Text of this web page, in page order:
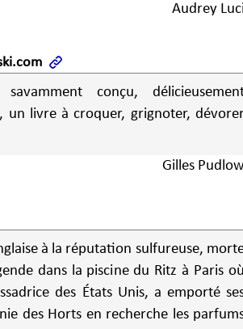
Audrey
conçu,
un livre à croquer, grignoter,
Gilles
à la réputation sulfureuse,
dans la piscine du Ritz à Paris
des États Unis, a emporté
des Horts en recherche les